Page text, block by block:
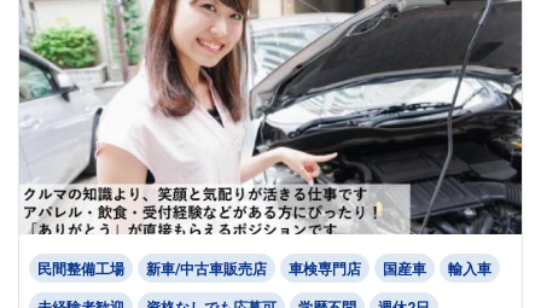
民間整備工場 新車/中古車販売店 車検専門店 国産車 輸入車